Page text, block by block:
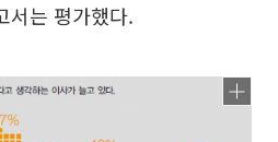
서는 평가했다.